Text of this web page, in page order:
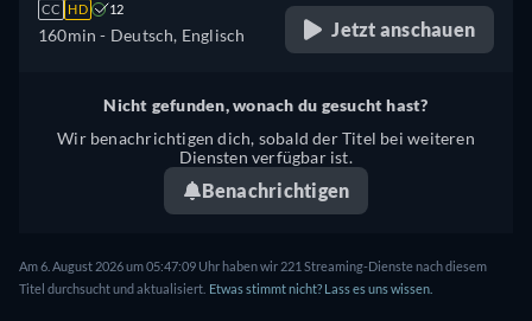
CC HD 12
160min - Deutsch, Englisch Jetzt anschauen
Nicht gefunden, wonach du gesucht hast?
Wir benachrichtigen dich, sobald der Titel bei weiteren
Diensten verfügbar ist.
Benachrichtigen
Am 6. August 2026 um 05:47:09 Uhr haben wir 221 Streaming-Dienste nach diesem
Titel durchsucht und aktualisiert. Etwas stimmt nicht? Lass es uns wissen.